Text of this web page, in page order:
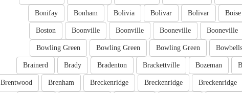
Boise
Bolivar
Bolivar
Bolivia
Bonham
Bonifay
Booneville
Booneville
Boonville
Boonville
Boston
Bowbells
Bowling Green
Bowling Green
Bowling Green
Bozeman
Brackettville
Bradenton
Brady
Brainerd
Breckenridge
Breckenridge
Breckenridge
Brenham
Brentwood